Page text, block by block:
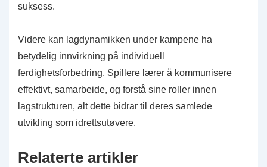
suksess.
Videre kan lagdynamikken under kampene ha
betydelig innvirkning på individuell
ferdighetsforbedring. Spillere lærer å kommunisere
effektivt, samarbeide, og forstå sine roller innen
lagstrukturen, alt dette bidrar til deres samlede
utvikling som idrettsutøvere.
Relaterte artikler